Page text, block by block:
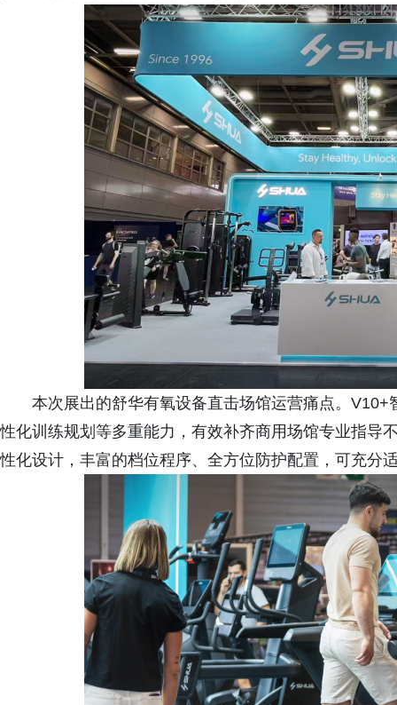
本次展出的舒华有氧设备直击场馆运营痛点。
性化训练规划等多重能力，有效补齐商用场馆专业指导
性化设计，丰富的档位程序、全方位防护配置，可充分